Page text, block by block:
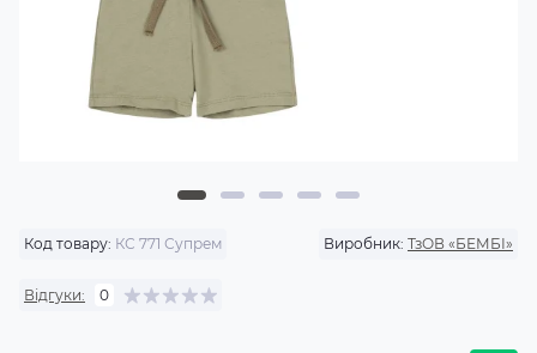
Код товару: КС 771 Супрем Виробник: ТзОВ «БЕМБІ»
Відгуки: 0